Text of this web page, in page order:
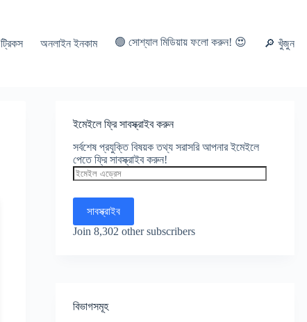
অনলাইন ইনকাম 🟢 সোশ্যাল মিডিয়ায় ফলো করুন! 😍 🔎 খুঁজুন
ইমেইলে ফ্রি সাবস্ক্রাইব করুন
সর্বশেষ প্রযুক্তি বিষয়ক তথ্য সরাসরি আপনার ইমেইলে
পেতে ফ্রি সাবস্ক্রাইব করুন!
ইমেইল
এড্রেস
সাবস্ক্রাইব
Join 8,302 other subscribers
বিভাগসমূহ